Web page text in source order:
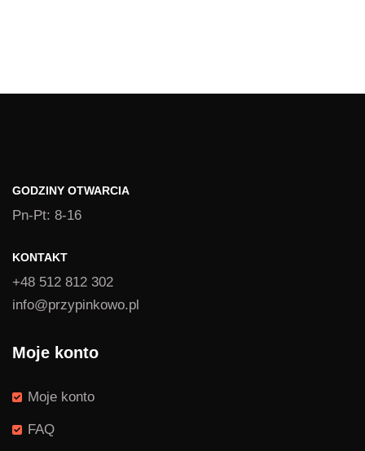
GODZINY OTWARCIA
Pn-Pt: 8-16
KONTAKT
+48 512 812 302
info@przypinkowo.pl
Moje konto
Moje konto
FAQ